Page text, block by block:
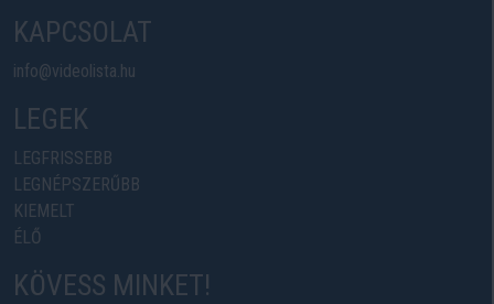
KAPCSOLAT
info@videolista.hu
LEGEK
LEGFRISSEBB
LEGNÉPSZERŰBB
KIEMELT
ÉLŐ
KÖVESS MINKET!